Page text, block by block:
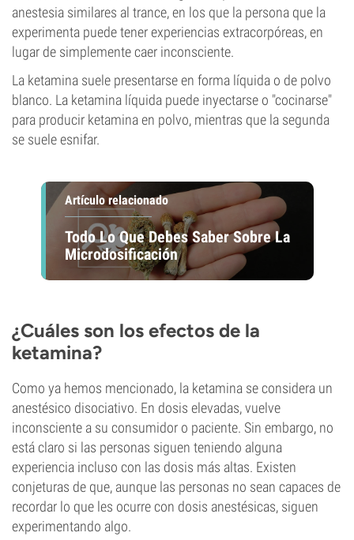
anestesia similares al trance, en los que la persona que la
experimenta puede tener experiencias extracorpóreas, en
lugar de simplemente caer inconsciente.
La ketamina suele presentarse en forma líquida o de polvo
blanco. La ketamina líquida puede inyectarse o "cocinarse"
para producir ketamina en polvo, mientras que la segunda
se suele esnifar.
Artículo relacionado
Todo Lo Que Debes Saber Sobre La
Microdosificación
¿Cuáles son los efectos de la
ketamina?
Como ya hemos mencionado, la ketamina se considera un
anestésico disociativo. En dosis elevadas, vuelve
inconsciente a su consumidor o paciente. Sin embargo, no
está claro si las personas siguen teniendo alguna
experiencia incluso con las dosis más altas. Existen
conjeturas de que, aunque las personas no sean capaces de
recordar lo que les ocurre con dosis anestésicas, siguen
experimentando algo.